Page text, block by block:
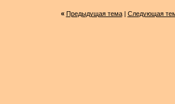
« Предыдущая тема| Следующая